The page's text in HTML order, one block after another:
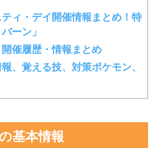
ィ・デイ開催情報まとめ！特
ーン」
催履歴・情報まとめ
、覚える技、対策ポケモン、
基本情報